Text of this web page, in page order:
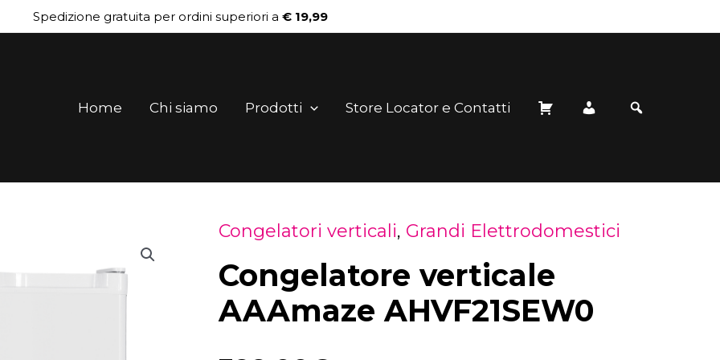
Spedizione gratuita per ordini superiori a € 19,99
Home Chi siamo Prodotti Store Locator e Contatti
Congelatori verticali, Grandi Elettrodomestici
Congelatore verticale
AAAmaze AHVF21SEW0
Congelatore
verticale
AAAmaze